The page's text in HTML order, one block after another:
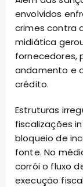
envolvidos
crimes contra
midiática
fornecedores,
andamento e
crédito.
Estruturas
fiscalizações
bloqueio de
fonte. No
corrói o fluxo
execução